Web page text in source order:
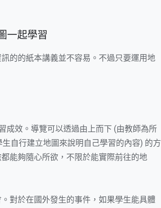
一起學習
的的紙本講義並不容易。不過只要運用地
成效。導覽可以透過由上而下 (由教師為所
自行建立地圖來說明自己學習的內容) 的方
能夠隨心所欲，不限於能實際前往的地
對於在國外發生的事件，如果學生能具體